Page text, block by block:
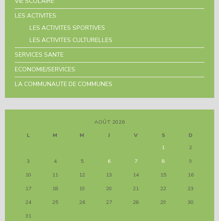
LES ACTIVITES
LES ACTIVITES SPORTIVES
LES ACTIVITES CULTURELLES
SERVICES SANTE
ECONOMIE/SERVICES
LA COMMUNAUTE DE COMMUNES
AOÛT 2026
L
M M J V S
D
1
2
3
4 5 6 7 8
9
10
11 12 13 14 15
16
17
18 19 20 21 22
23
24
25 26 27 28 29
30
31